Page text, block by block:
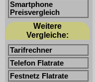
Smartphone
Preisvergleich
Weitere
Vergleiche:
Tarifrechner
Telefon Flatrate
Festnetz Flatrate